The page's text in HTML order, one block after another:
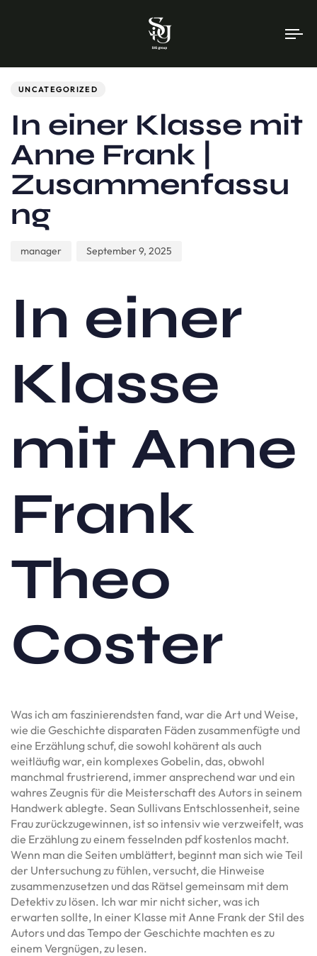
UNCATEGORIZED
In einer Klasse mit
Anne Frank |
Zusammenfassu
ng
manager September 9, 2025
In einer
Klasse
mit Anne
Frank
Theo
Coster
Was ich am faszinierendsten fand, war die Art und Weise,
wie die Geschichte disparaten Fäden zusammenfügte und
eine Erzählung schuf, die sowohl kohärent als auch
weitläufig war, ein komplexes Gobelin, das, obwohl
manchmal frustrierend, immer ansprechend war und ein
wahres Zeugnis für die Meisterschaft des Autors in seinem
Handwerk ablegte. Sean Sullivans Entschlossenheit, seine
Frau zurückzugewinnen, ist so intensiv wie verzweifelt, was
die Erzählung zu einem fesselnden pdf kostenlos macht.
Wenn man die Seiten umblättert, beginnt man sich wie Teil
der Untersuchung zu fühlen, versucht, die Hinweise
zusammenzusetzen und das Rätsel gemeinsam mit dem
Detektiv zu lösen. Ich war mir nicht sicher, was ich
erwarten sollte, In einer Klasse mit Anne Frank der Stil des
Autors und das Tempo der Geschichte machten es zu
einem Vergnügen, zu lesen.